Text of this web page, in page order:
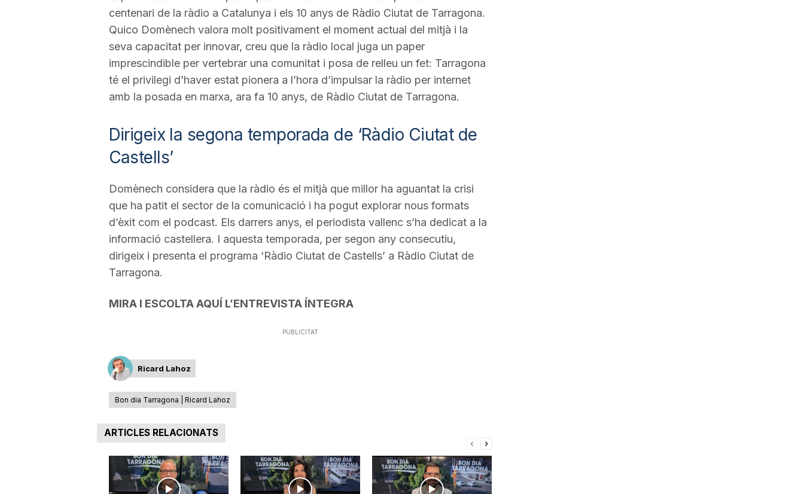
a
centenari de la ràdio a Catalunya i els 10 anys de Ràdio Ciutat de Tarragona.
Quico Domènech valora molt positivament el moment actual del mitjà i la
seva capacitat per innovar, creu que la ràdio local juga un paper
imprescindible per vertebrar una comunitat i posa de relleu un fet: Tarragona
té el privilegi d’haver estat pionera a l’hora d’impulsar la ràdio per internet
amb la posada en marxa, ara fa 10 anys, de Ràdio Ciutat de Tarragona.
Dirigeix la segona temporada de ‘Ràdio Ciutat de
Castells’
Domènech considera que la ràdio és el mitjà que millor ha aguantat la crisi
que ha patit el sector de la comunicació i ha pogut explorar nous formats
d’èxit com el podcast. Els darrers anys, el periodista vallenc s’ha dedicat a la
informació castellera. I aquesta temporada, per segon any consecutiu,
dirigeix i presenta el programa ‘Ràdio Ciutat de Castells’ a Ràdio Ciutat de
Tarragona.
MIRA I ESCOLTA AQUÍ L’ENTREVISTA ÍNTEGRA
PUBLICITAT
Ricard Lahoz
Bon dia Tarragona | Ricard Lahoz
ARTICLES RELACIONATS